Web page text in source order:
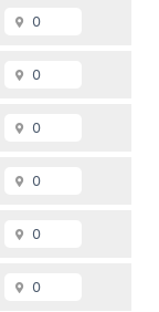
0
0
0
0
0
0